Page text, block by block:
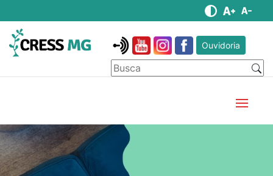
Ouvidoria